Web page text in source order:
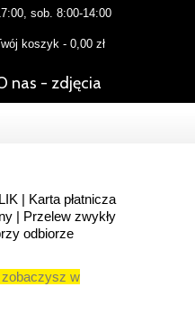
sob. 8:00-14:00
koszyk - 0,00 zł
nas - zdjęcia
| Karta płatnicza
| Przelew zwykły
odbiorze
w